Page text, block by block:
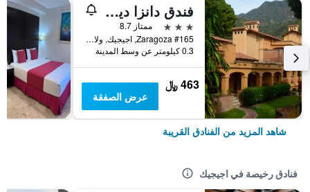
فندق دانزا ديل سول
3 نجوم
ممتاز 8.7
Zaragoza #165, اجيجيك, ولاية خاليسكو, المكسيك
0.3 كيلومتر عن وسط المدينة
463 ﷼
عرض الصفقة
شاهد المزيد من الفنادق القريبة
فنادق رخيصة في اجيجيك